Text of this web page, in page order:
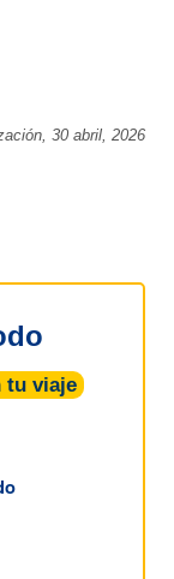
30 abril, 2026
tu viaje